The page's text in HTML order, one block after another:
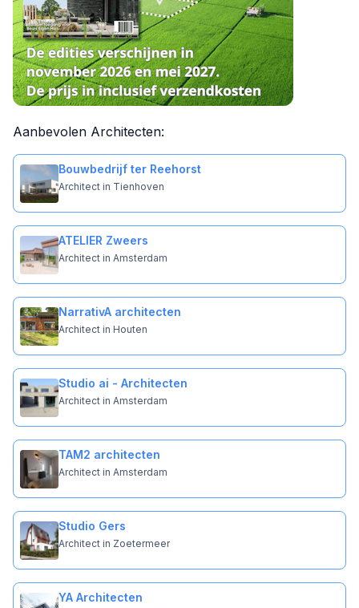
Aanbevolen Architecten:
Bouwbedrijf ter Reehorst
Architect in Tienhoven
ATELIER Zweers
Architect in Amsterdam
NarrativA architecten
Architect in Houten
Studio ai - Architecten
Architect in Amsterdam
TAM2 architecten
Architect in Amsterdam
Studio Gers
Architect in Zoetermeer
YA Architecten